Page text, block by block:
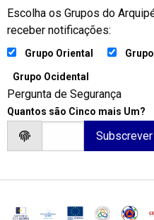
Escolha os Grupos do
receber notificações:
Grupo Oriental
Grupo Ocidental
Pergunta de Segurança
Quantos são Cinco mais Um?